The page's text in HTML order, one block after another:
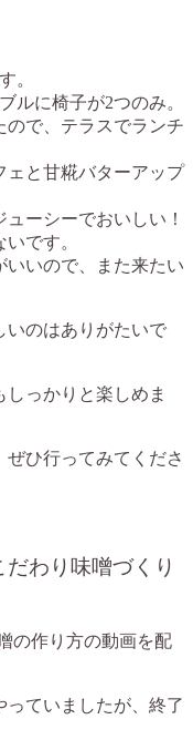
。
ルに椅子が2つのみ。
ので、テラスでランチ
ェと甘糀バターアップ
ーシーでおいしい！
です。
いので、また来たい
いのはありがたいで
っかりと楽しめま
ひ行ってみてくださ
わり味噌づくり
の作り方の動画を配
ていましたが、終了